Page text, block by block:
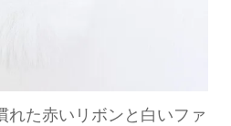
れた赤いリボンと白いファ